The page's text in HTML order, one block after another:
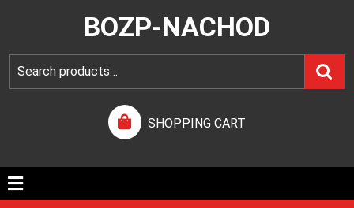
BOZP-NACHOD
SHOPPING CART